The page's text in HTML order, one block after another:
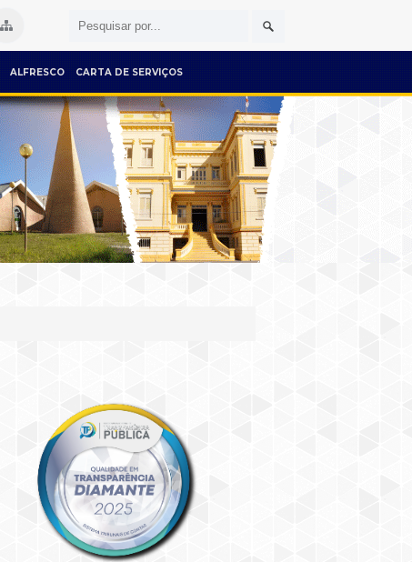
ALFRESCO CARTA DE SERVIÇOS